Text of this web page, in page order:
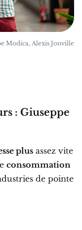
Modica, Alexis Jonville
: Giuseppe
plus assez vite
consommation
de pointe